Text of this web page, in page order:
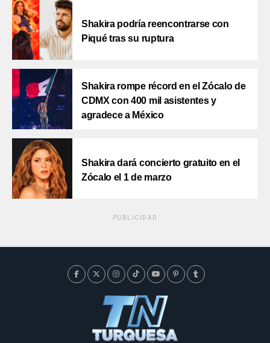
Shakira podría reencontrarse con
Piqué tras su ruptura
Shakira rompe récord en el Zócalo de
CDMX con 400 mil asistentes y
agradece a México
Shakira dará concierto gratuito en el
Zócalo el 1 de marzo
PUBLICIDAD